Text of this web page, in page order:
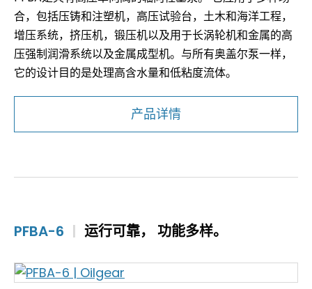
合，包括压铸和注塑机，高压试验台，土木和海洋工程，
增压系统，挤压机，锻压机以及用于长涡轮机和金属的高
压强制润滑系统以及金属成型机。与所有奥盖尔泵一样，
它的设计目的是处理高含水量和低粘度流体。
产品详情
PFBA-6 | 运行可靠， 功能多样。